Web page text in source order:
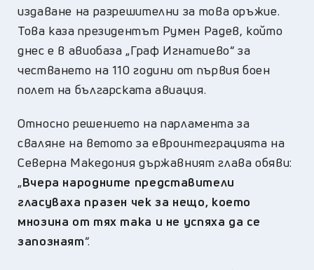
издаване на разрешителни за това оръжие.
Това каза президентът Румен Радев, който
днес е в авиобаза „Граф Игнатиево“ за
честването на 110 години от първия боен
полет на българската авиация.
Относно решението на парламента за
сваляне на ветото за евроинтеграцията на
Северна Македония държавният глава обяви:
„Вчера народните представители
гласуваха празен чек за нещо, което
мнозина от тях така и не успяха да се
запознаят“.